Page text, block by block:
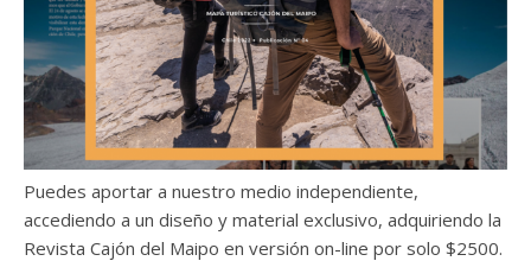
Puedes aportar a nuestro medio independiente,
accediendo a un diseño y material exclusivo, adquiriendo la
Revista Cajón del Maipo en versión on-line por solo $2500.